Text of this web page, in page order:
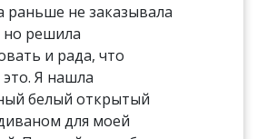
раньше не заказывала
но решила
и рада, что
это. Я нашла
белый открытый
для моей